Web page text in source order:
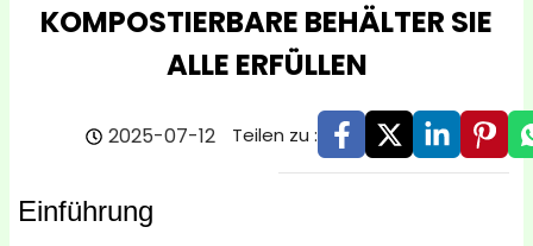
KOMPOSTIERBARE BEHÄLTER SIE
ALLE ERFÜLLEN
2025-07-12 Teilen zu :
Einführung